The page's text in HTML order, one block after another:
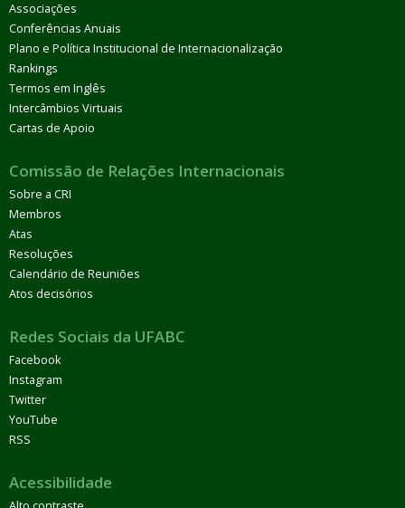
Associações
Conferências Anuais
Plano e Política Institucional de Internacionalização
Rankings
Termos em Inglês
Intercâmbios Virtuais
Cartas de Apoio
Comissão de Relações Internacionais
Sobre a CRI
Membros
Atas
Resoluções
Calendário de Reuniões
Atos decisórios
Redes Sociais da UFABC
Facebook
Instagram
Twitter
YouTube
RSS
Acessibilidade